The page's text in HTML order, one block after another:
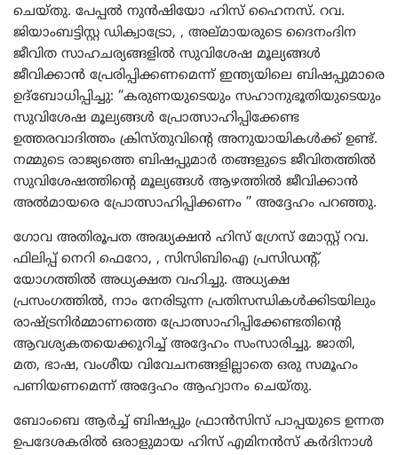
ചെയ്തു. പേപ്പൽ നുൻഷിയോ ഹിസ് ഹൈനസ്. റവ.
ജിയാംബട്ടിസ്റ്റ ഡിക്വാട്രോ, , അല്മായരുടെ ദൈനംദിന
ജീവിത സാഹചര്യങ്ങളിൽ സുവിശേഷ മൂല്യങ്ങൾ
ജീവിക്കാൻ പ്രേരിപ്പിക്കണമെന്ന് ഇന്ത്യയിലെ ബിഷപ്പുമാരെ
ഉദ്‌ബോധിപ്പിച്ചു: “കരുണയുടെയും സഹാനുഭൂതിയുടെയും
സുവിശേഷ മൂല്യങ്ങൾ പ്രോത്സാഹിപ്പിക്കേണ്ട
ഉത്തരവാദിത്തം ക്രിസ്തുവിന്റെ അനുയായികൾക്ക് ഉണ്ട്.
നമ്മുടെ രാജ്യത്തെ ബിഷപ്പുമാർ തങ്ങളുടെ ജീവിതത്തിൽ
സുവിശേഷത്തിന്റെ മൂല്യങ്ങൾ ആഴത്തിൽ ജീവിക്കാൻ
അൽമായരെ പ്രോത്സാഹിപ്പിക്കണം ” അദ്ദേഹം പറഞ്ഞു.
ഗോവ അതിരൂപത അദ്ധ്യക്ഷൻ ഹിസ് ഗ്രേസ് മോസ്റ്റ് റവ.
ഫിലിപ്പ് നെറി ഫെറോ, , സിസിബിഐ പ്രസിഡന്റ്,
യോഗത്തിൽ അധ്യക്ഷത വഹിച്ചു. അധ്യക്ഷ
പ്രസംഗത്തിൽ, നാം നേരിടുന്ന പ്രതിസന്ധികൾക്കിടയിലും
രാഷ്ട്രനിർമ്മാണത്തെ പ്രോത്സാഹിപ്പിക്കേണ്ടതിന്റെ
ആവശ്യകതയെക്കുറിച്ച് അദ്ദേഹം സംസാരിച്ചു. ജാതി,
മത, ഭാഷ, വംശീയ വിവേചനങ്ങളില്ലാതെ ഒരു സമൂഹം
പണിയണമെന്ന് അദ്ദേഹം ആഹ്വാനം ചെയ്തു.
ബോംബെ ആർച്ച് ബിഷപ്പും ഫ്രാൻസിസ് പാപ്പയുടെ ഉന്നത
ഉപദേശകരിൽ ഒരാളുമായ ഹിസ് എമിനൻസ് കർദിനാൾ